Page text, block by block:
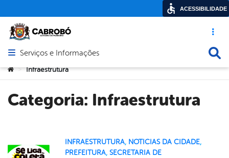
Acesso
Abrir menu principal de navegação
Serviços e Informações
Você está aqui:
> Infraestrutura
Categoria: Infraestrutura
INFRAESTRUTURA, NOTICIAS DA CIDADE,
PREFEITURA, SECRETARIA DE
ACESSIBILIDADE